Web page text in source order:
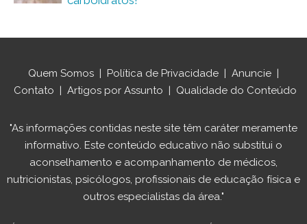
Quem Somos | Política de Privacidade | Anuncie |
Contato | Artigos por Assunto | Qualidade do Conteúdo
"As informações contidas neste site têm caráter meramente
informativo. Este conteúdo educativo não substitui o
aconselhamento e acompanhamento de médicos,
nutricionistas, psicólogos, profissionais de educação física e
outros especialistas da área."